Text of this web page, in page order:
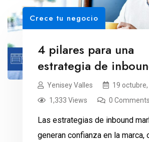
Crece tu negocio
4 pilares para una
estrategia de
marketing
Yenisey Valles
19
1,333 Views
0 Comments
Las estrategias de inbound
generan confianza en la marca,